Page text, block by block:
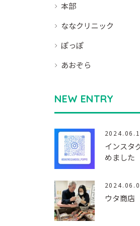
本部
ななクリニック
ぽっぽ
あおぞら
NEW ENTRY
インスタ
めました
ウタ商店